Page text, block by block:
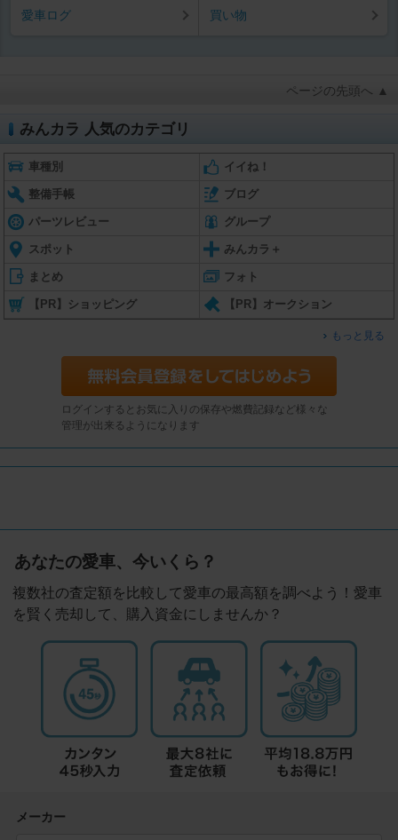
愛車ログ 買い物
ページの先頭へ ▲
みんカラ 人気のカテゴリ
車種別 イイね！
整備手帳 ブログ
パーツレビュー グループ
スポット みんカラ＋
まとめ フォト
【PR】ショッピング 【PR】オークション
もっと見る
ログインするとお気に入りの保存や燃費記録など様々な
管理が出来るようになります
あなたの愛車、今いくら？
複数社の査定額を比較して愛車の最高額を調べよう！愛車
を賢く売却して、購入資金にしませんか？
メーカー